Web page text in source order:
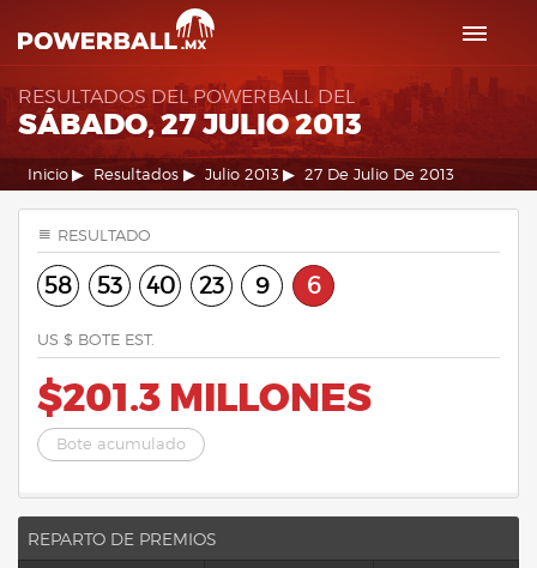
RESULTADOS DEL POWERBALL DEL
SÁBADO, 27 JULIO 2013
Inicio Resultados Julio 2013 27 De Julio De 2013
RESULTADO
58 53 40 23 9 6
US $ BOTE EST.
$201.3 MILLONES
Bote acumulado
REPARTO DE PREMIOS